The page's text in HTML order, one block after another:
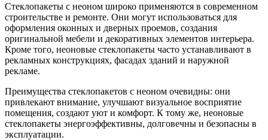
Стеклопакеты с неоном широко применяются в современном
строительстве и ремонте. Они могут использоваться для
оформления оконных и дверных проемов, создания
оригинальной мебели и декоративных элементов интерьера.
Кроме того, неоновые стеклопакеты часто устанавливают в
рекламных конструкциях, фасадах зданий и наружной
рекламе.
Преимущества стеклопакетов с неоном очевидны: они
привлекают внимание, улучшают визуальное восприятие
помещения, создают уют и комфорт. К тому же, неоновые
стеклопакеты энергоэффективны, долговечны и безопасны в
эксплуатации.